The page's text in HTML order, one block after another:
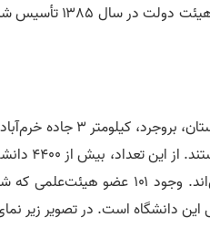
دانشگاه دولتی
در مقطع کارشناسی‌ارشد به دنبال علم و
دانشگاه است. در تصویر زیر